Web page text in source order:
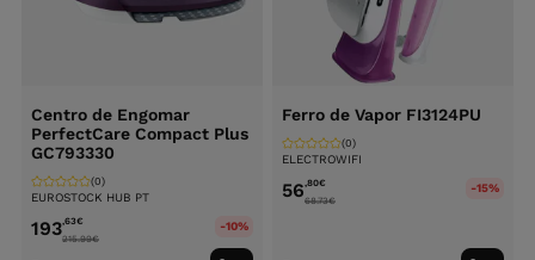
Centro de Engomar
PerfectCare Compact Plus
GC793330
EUROSTOCK HUB PT
(0)
193,63€
215.99€
-10%
Ferro de Vapor FI3124PU
ELECTROWIFI
(0)
56,80€
68.73€
-15%